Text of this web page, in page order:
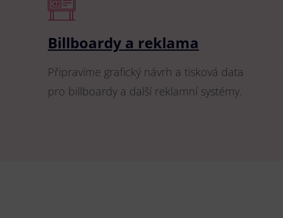
Billboardy a reklama
Připravíme grafický návrh a tisková data
pro billboardy a další reklamní systémy.